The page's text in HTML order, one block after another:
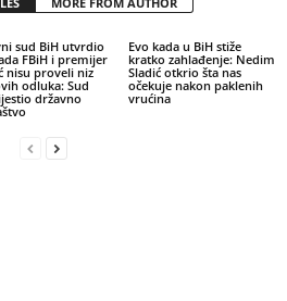
sud BiH utvrdio
FBiH i premijer
nisu proveli niz
odluka: Sud
državno
Evo kada u BiH stiže
kratko zahlađenje: Nedim
Sladić otkrio šta nas
očekuje nakon paklenih
vrućina